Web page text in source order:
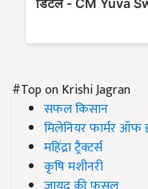
#Top on Krishi Jagran
सफल किसान
मिलेनियर फार्मर ऑफ
महिंद्रा ट्रैक्टर्स
कृषि मशीनरी